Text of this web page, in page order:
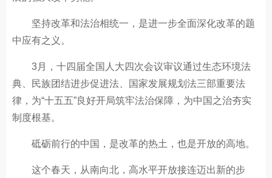
坚持改革和法治相统一，是进一步全面深化改革的题
中应有之义。
3月，十四届全国人大四次会议审议通过生态环境法
典、民族团结进步促进法、国家发展规划法三部重要法
律，为“十五五”良好开局筑牢法治保障，为中国之治夯实
制度根基。
砥砺前行的中国，是改革的热土，也是开放的高地。
这个春天，从南向北，高水平开放接连迈出新的步